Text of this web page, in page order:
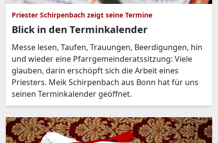
Priester Schirpenbach zeigt seine Termine
Blick in den Terminkalender
Messe lesen, Taufen, Trauungen, Beerdigungen, hin
und wieder eine Pfarrgemeinderatssitzung: Viele
glauben, darin erschöpft sich die Arbeit eines
Priesters. Meik Schirpenbach aus Bonn hat für uns
seinen Terminkalender geöffnet.